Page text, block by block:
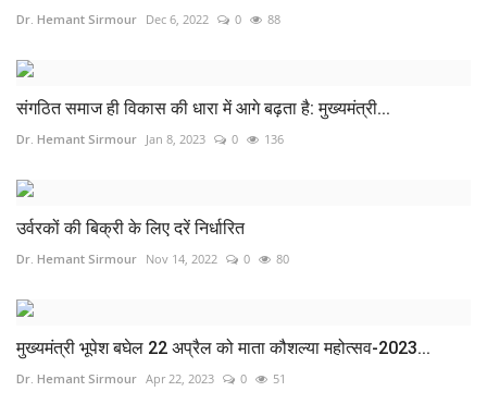
Dr. Hemant Sirmour Dec 6, 2022 0 88
संगठित समाज ही विकास की धारा में आगे बढ़ता है: मुख्यमंत्री...
Dr. Hemant Sirmour Jan 8, 2023 0 136
उर्वरकों की बिक्री के लिए दरें निर्धारित
Dr. Hemant Sirmour Nov 14, 2022 0 80
मुख्यमंत्री भूपेश बघेल 22 अप्रैल को माता कौशल्या महोत्सव-2023...
Dr. Hemant Sirmour Apr 22, 2023 0 51